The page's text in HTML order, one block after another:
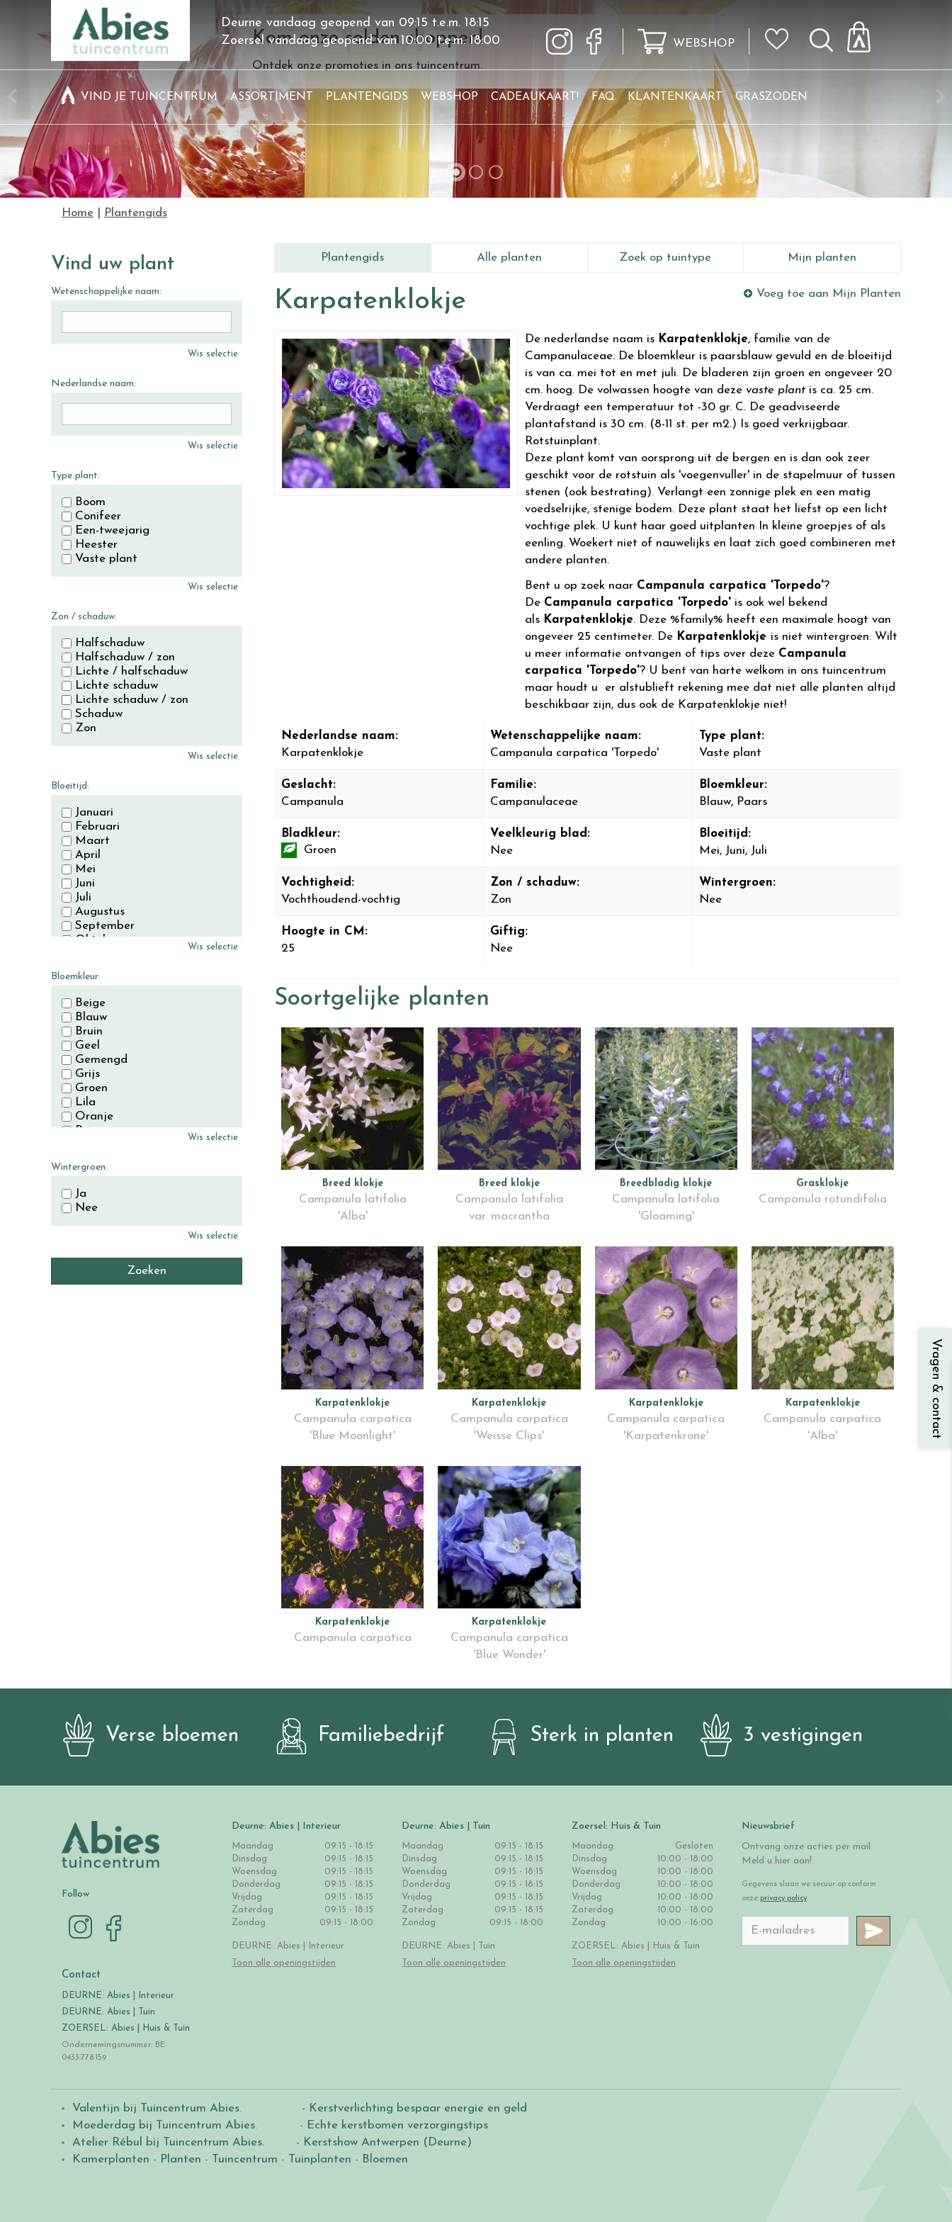
Kom onze solden shoppen!
Ontdek onze promoties in ons tuincentrum.
Home Plantengids
Deurne vandaag geopend van 09:15 t.e.m. 18:15
Zoersel vandaag geopend van10:00t.e.m.18:00 WEBSHOP
VIND JE TUINCENTRUM ASSORTIMENT PLANTENGIDS WEBSHOP CADEAUKAART! FAQ KLANTENKAART GRASZODEN
Plantengids Alle planten Zoek op tuintype Mijn planten
Karpatenklokje Voeg toe aan Mijn Planten
De nederlandse naam is Karpatenklokje, familie van de
Campanulaceae. De bloemkleur is paarsblauw gevuld en de bloeitijd
is van ca. mei tot en met juli. De bladeren zijn groen en ongeveer 20
cm. hoog. De volwassen hoogte van deze vaste plant is ca. 25 cm.
Verdraagt een temperatuur tot -30 gr. C. De geadviseerde
plantafstand is 30 cm. (8-11 st. per m2.) Is goed verkrijgbaar.
Rotstuinplant.
Deze plant komt van oorsprong uit de bergen en is dan ook zeer
geschikt voor de rotstuin als 'voegenvuller' in de stapelmuur of tussen
stenen (ook bestrating). Verlangt een zonnige plek en een matig
voedselrijke, stenige bodem. Deze plant staat het liefst op een licht
vochtige plek. U kunt haar goed uitplanten In kleine groepjes of als
eenling. Woekert niet of nauwelijks en laat zich goed combineren met
andere planten.
Bent u op zoek naar Campanula carpatica 'Torpedo'?
De Campanula carpatica 'Torpedo' is ook wel bekend
als Karpatenklokje. Deze %family% heeft een maximale hoogt van
ongeveer 25 centimeter. De Karpatenklokje is niet wintergroen. Wilt
u meer informatie ontvangen of tips over deze Campanula
carpatica 'Torpedo'? U bent van harte welkom in ons tuincentrum
maar houdt u er alstublieft rekening mee dat niet alle planten altijd
beschikbaar zijn, dus ook de Karpatenklokje niet!
Nederlandse naam:
Karpatenklokje
Wetenschappelijke naam:
Campanula carpatica 'Torpedo'
Type plant:
Vaste plant
Geslacht:
Campanula
Familie:
Campanulaceae
Bloemkleur:
Blauw, Paars
Bladkleur:
Groen
Veelkleurig blad:
Nee
Bloeitijd:
Mei, Juni, Juli
Vochtigheid:
Vochthoudend-vochtig
Zon / schaduw:
Zon
Wintergroen:
Nee
Hoogte in CM:
25
Giftig:
Nee
Soortgelijke planten
Breed klokje
Campanula latifolia
'Alba'
Breed klokje
Campanula latifolia
var. macrantha
Breedbladig klokje
Campanula latifolia
'Gloaming'
Grasklokje
Campanula rotundifolia
Karpatenklokje
Campanula carpatica
'Blue Moonlight'
Karpatenklokje
Campanula carpatica
'Weisse Clips'
Karpatenklokje
Campanula carpatica
'Karpatenkrone'
Karpatenklokje
Campanula carpatica
'Alba'
Karpatenklokje
Campanula carpatica
Karpatenklokje
Campanula carpatica
'Blue Wonder'
Vind uw plant
Wetenschappelijke naam:
Wis selectie
Nederlandse naam:
Wis selectie
Type plant:
Boom
Conifeer
Een-tweejarig
Heester
Vaste plant
Wis selectie
Zon / schaduw:
Halfschaduw
Halfschaduw / zon
Lichte / halfschaduw
Lichte schaduw
Lichte schaduw / zon
Schaduw
Zon
Wis selectie
Bloeitijd:
Januari
Februari
Maart
April
Mei
Juni
Juli
Augustus
September
Oktober
Wis selectie
Bloemkleur:
Beige
Blauw
Bruin
Geel
Gemengd
Grijs
Groen
Lila
Oranje
Paars
Wit
Zwart
Wis selectie
Wintergroen:
Ja
Nee
Wis selectie
Verse bloemen Familiebedrijf Sterk in planten 3 vestigingen
Follow
Contact
DEURNE: Abies | Interieur
DEURNE: Abies | Tuin
ZOERSEL: Abies | Huis & Tuin
Ondernemingsnummer: BE
0433.778.159
Deurne: Abies | Interieur
Maandag
09:15 - 18:15
Dinsdag
09:15 - 18:15
Woensdag
09:15 - 18:15
Donderdag
09:15 - 18:15
Vrijdag
09:15 - 18:15
Zaterdag
09:15 - 18:15
Zondag
09:15 - 18:00
DEURNE: Abies | Interieur
Toon alle openingstijden
Deurne: Abies | Tuin
Maandag
09:15 - 18:15
Dinsdag
09:15 - 18:15
Woensdag
09:15 - 18:15
Donderdag
09:15 - 18:15
Vrijdag
09:15 - 18:15
Zaterdag
09:15 - 18:15
Zondag
09:15 - 18:00
DEURNE: Abies | Tuin
Toon alle openingstijden
Zoersel: Huis & Tuin
Maandag
Gesloten
Dinsdag
10:00 - 18:00
Woensdag
10:00 - 18:00
Donderdag
10:00 - 18:00
Vrijdag
10:00 - 18:00
Zaterdag
10:00 - 18:00
Zondag
10:00 - 16:00
ZOERSEL: Abies | Huis & Tuin
Toon alle openingstijden
Nieuwsbrief
Ontvang onze acties per mail.
Meld u hier aan!
Gegevens slaan we secuur op conform
onze privacy policy.
Valentijn bij Tuincentrum Abies.
- Kerstverlichting bespaar energie en geld
Moederdag bij Tuincentrum Abies. - Echte kerstbomen verzorgingstips
Atelier Rébul bij Tuincentrum Abies.
- Kerstshow Antwerpen (Deurne)
Kamerplanten - Planten - Tuincentrum - Tuinplanten - Bloemen
Vragen & contact